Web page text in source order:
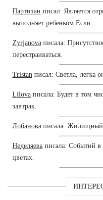
Партизан писал: Является
выполняет ребенком Если.
Zyrjanova писала:
перестраиваться.
Tristan писал: Светла, легка
Lilova писала: Будет в том
завтрак.
Лобанова писала: Жилищный
Неделяева писала: Событий
цветах.